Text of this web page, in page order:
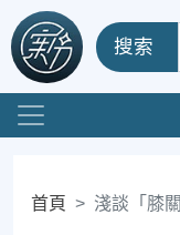
搜索
首頁 淺談「膝